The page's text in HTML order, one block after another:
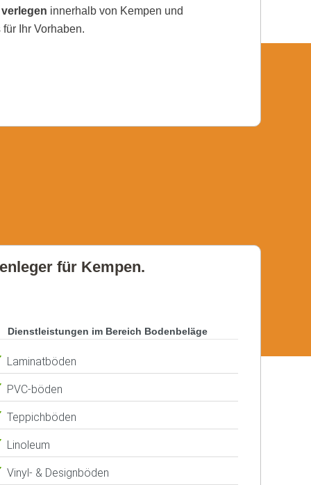
innerhalb von Kempen und
Ihr Vorhaben.
für Kempen.
Dienstleistungen im Bereich Bodenbeläge
Laminatböden
PVC-böden
Teppichböden
Linoleum
Vinyl- & Designböden